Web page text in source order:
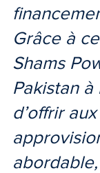
Grâce à
Shams
Pakistan
d’offrir